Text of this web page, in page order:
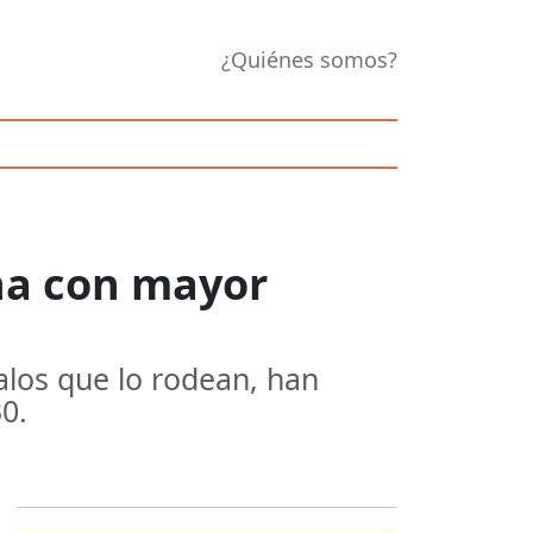
¿Quiénes somos?
con mayor
que lo rodean, han